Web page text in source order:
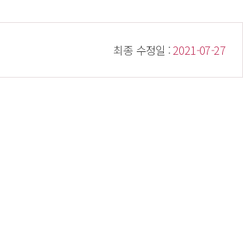
최종 수정일 : 2021-07-27